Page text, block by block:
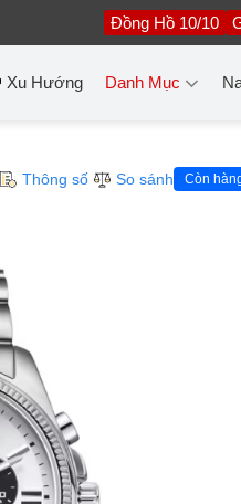
Đồng Hồ 10/10
Xu Hướng Danh Mục
Thông số So sánh Còn